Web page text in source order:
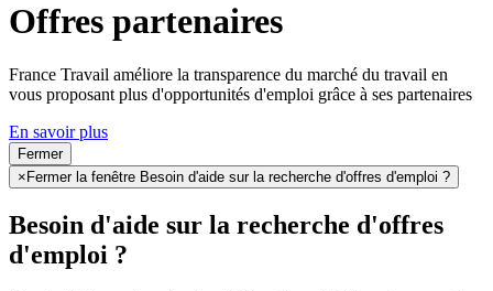
Offres partenaires
France Travail améliore la transparence du marché du travail en
vous proposant plus d'opportunités d'emploi grâce à ses partenaires
En savoir plus
Fermer
× Fermer la fenêtre Besoin d'aide sur la recherche d'offres d'emploi ?
Besoin d'aide sur la recherche d'offres
d'emploi ?